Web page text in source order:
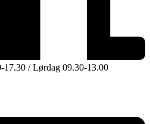
17.30 / Lørdag 09.30-13.00